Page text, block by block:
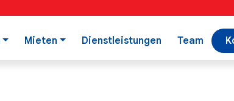
Mieten Dienstleistungen Team